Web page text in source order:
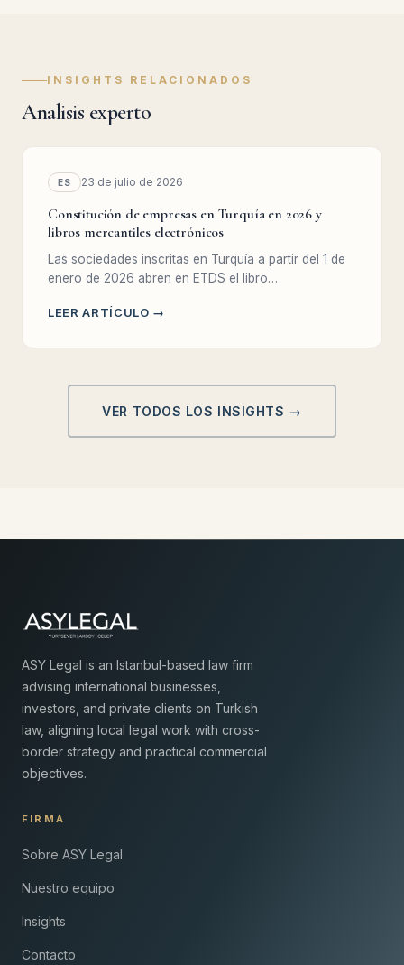
INSIGHTS RELACIONADOS
Analisis experto
ES 23 de julio de 2026
Constitución de empresas en Turquía en 2026 y
libros mercantiles electrónicos
Las sociedades inscritas en Turquía a partir del 1 de
enero de 2026 abren en ETDS el libro…
LEER ARTÍCULO →
VER TODOS LOS INSIGHTS →
ASY Legal is an Istanbul-based law firm
advising international businesses,
investors, and private clients on Turkish
law, aligning local legal work with cross-
border strategy and practical commercial
objectives.
FIRMA
Sobre ASY Legal
Nuestro equipo
Insights
Contacto